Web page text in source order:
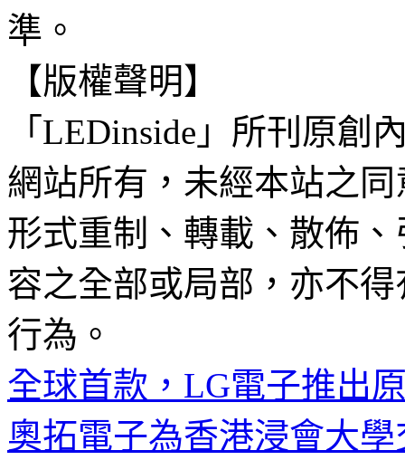
準。
【版權聲明】
「LEDinside」所刊原創
網站所有，未經本站之
形式重制、轉載、散佈
容之全部或局部，亦不
行為。
全球首款，LG電子推出
奧拓電子為香港浸會大